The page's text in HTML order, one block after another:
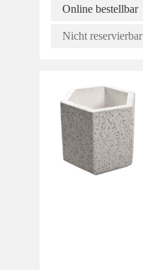
Online bestellbar
Nicht reservierbar